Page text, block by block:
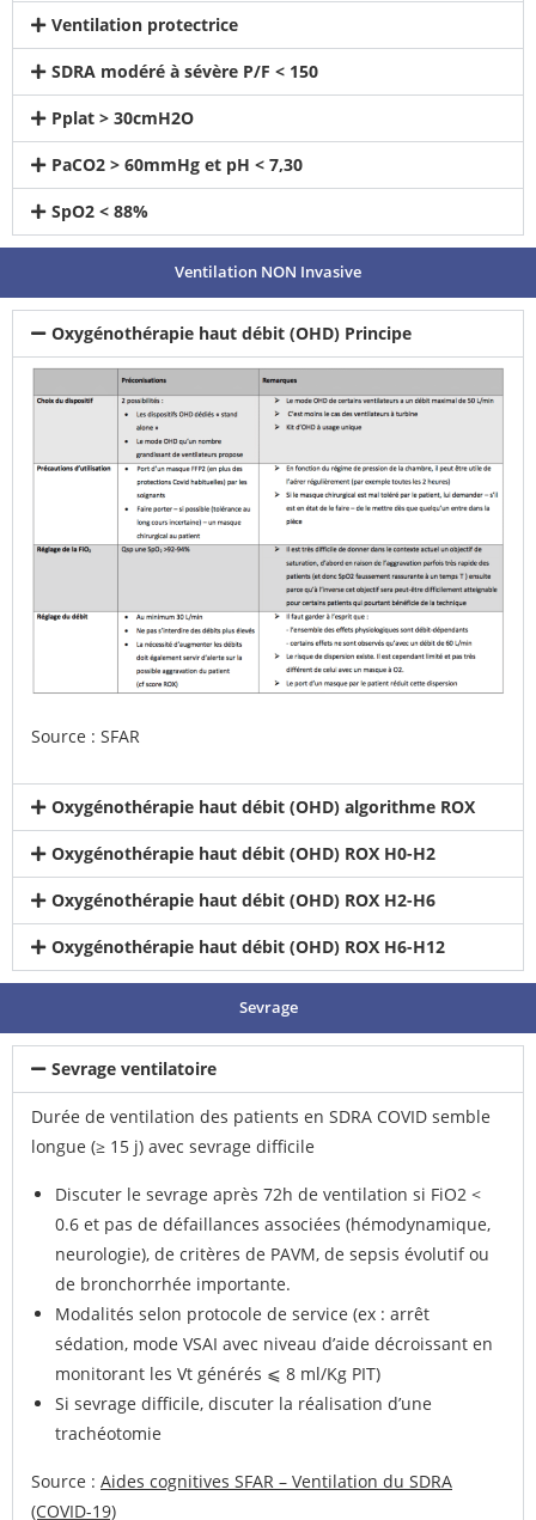
Ventilation protectrice
SDRA modéré à sévère P/F < 150
Pplat > 30cmH2O
PaCO2 > 60mmHg et pH < 7,30
SpO2 < 88%
Ventilation NON Invasive
Oxygénothérapie haut débit (OHD) Principe
Source : SFAR
Oxygénothérapie haut débit (OHD) algorithme ROX
Oxygénothérapie haut débit (OHD) ROX H0-H2
Oxygénothérapie haut débit (OHD) ROX H2-H6
Oxygénothérapie haut débit (OHD) ROX H6-H12
Sevrage
Sevrage ventilatoire
Durée de ventilation des patients en SDRA COVID semble
longue (≥ 15 j) avec sevrage difficile
Discuter le sevrage après 72h de ventilation si FiO2 <
0.6 et pas de défaillances associées (hémodynamique,
neurologie), de critères de PAVM, de sepsis évolutif ou
de bronchorrhée importante.
Modalités selon protocole de service (ex : arrêt
sédation, mode VSAI avec niveau d’aide décroissant en
monitorant les Vt générés ⩽ 8 ml/Kg PIT)
Si sevrage difficile, discuter la réalisation d’une
trachéotomie
Source : Aides cognitives SFAR – Ventilation du SDRA
(COVID-19)